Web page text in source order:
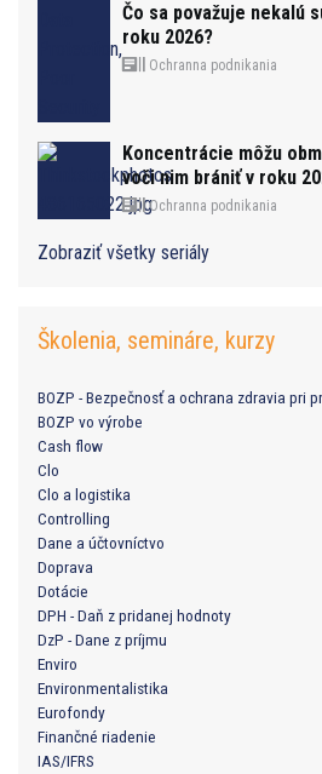
Čo sa považuje nekalú
roku 2026?
Ochranna podnikania
Koncentrácie môžu
voči nim brániť v roku
Ochranna podnikania
Zobraziť všetky seriály
Školenia, semináre, kurzy
BOZP - Bezpečnosť a ochrana zdravia pri
BOZP vo výrobe
Cash flow
Clo
Clo a logistika
Controlling
Dane a účtovníctvo
Doprava
Dotácie
DPH - Daň z pridanej hodnoty
DzP - Dane z príjmu
Enviro
Environmentalistika
Eurofondy
Finančné riadenie
IAS/IFRS